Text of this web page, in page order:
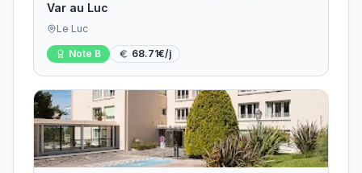
Var au Luc
Le Luc
Note B 68.71€/j